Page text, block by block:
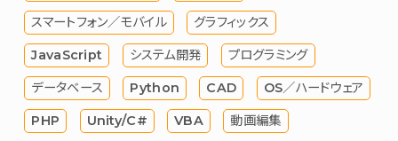
スマートフォン／モバイル グラフィックス
JavaScript システム開発 プログラミング
データベース Python CAD OS／ハードウェア
PHP Unity/C# VBA 動画編集